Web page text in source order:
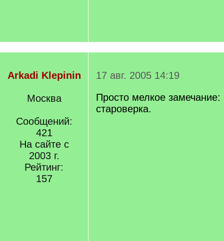
Arkadi Klepinin
Москва
Сообщений:
421
На сайте с
2003 г.
Рейтинг:
157
17 авг. 2005 14:19
Просто мелкое
староверка.